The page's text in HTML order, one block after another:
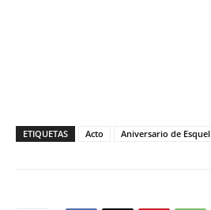
ETIQUETAS Acto Aniversario de Esquel